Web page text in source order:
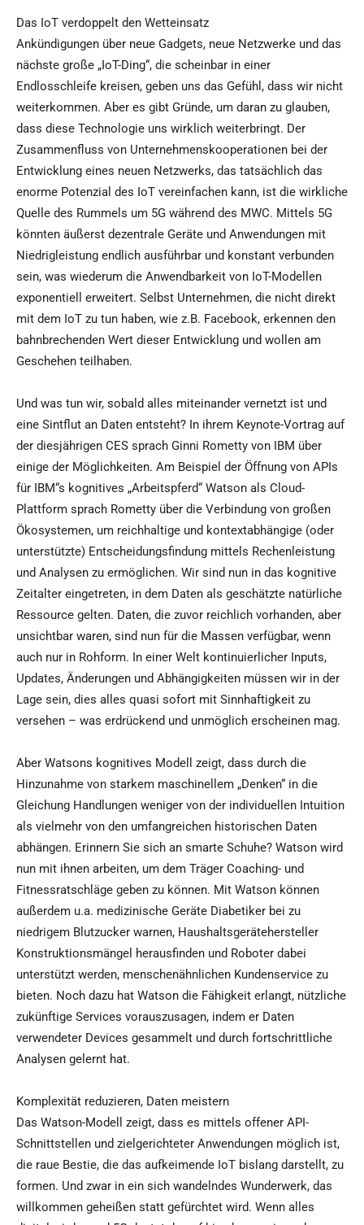
Das IoT verdoppelt den Wetteinsatz
Ankündigungen über neue Gadgets, neue Netzwerke und das
nächste große „IoT-Ding“, die scheinbar in einer
Endlosschleife kreisen, geben uns das Gefühl, dass wir nicht
weiterkommen. Aber es gibt Gründe, um daran zu glauben,
dass diese Technologie uns wirklich weiterbringt. Der
Zusammenfluss von Unternehmenskooperationen bei der
Entwicklung eines neuen Netzwerks, das tatsächlich das
enorme Potenzial des IoT vereinfachen kann, ist die wirkliche
Quelle des Rummels um 5G während des MWC. Mittels 5G
könnten äußerst dezentrale Geräte und Anwendungen mit
Niedrigleistung endlich ausführbar und konstant verbunden
sein, was wiederum die Anwendbarkeit von IoT-Modellen
exponentiell erweitert. Selbst Unternehmen, die nicht direkt
mit dem IoT zu tun haben, wie z.B. Facebook, erkennen den
bahnbrechenden Wert dieser Entwicklung und wollen am
Geschehen teilhaben.
Und was tun wir, sobald alles miteinander vernetzt ist und
eine Sintflut an Daten entsteht? In ihrem Keynote-Vortrag auf
der diesjährigen CES sprach Ginni Rometty von IBM über
einige der Möglichkeiten. Am Beispiel der Öffnung von APIs
für IBM“s kognitives „Arbeitspferd“ Watson als Cloud-
Plattform sprach Rometty über die Verbindung von großen
Ökosystemen, um reichhaltige und kontextabhängige (oder
unterstützte) Entscheidungsfindung mittels Rechenleistung
und Analysen zu ermöglichen. Wir sind nun in das kognitive
Zeitalter eingetreten, in dem Daten als geschätzte natürliche
Ressource gelten. Daten, die zuvor reichlich vorhanden, aber
unsichtbar waren, sind nun für die Massen verfügbar, wenn
auch nur in Rohform. In einer Welt kontinuierlicher Inputs,
Updates, Änderungen und Abhängigkeiten müssen wir in der
Lage sein, dies alles quasi sofort mit Sinnhaftigkeit zu
versehen – was erdrückend und unmöglich erscheinen mag.
Aber Watsons kognitives Modell zeigt, dass durch die
Hinzunahme von starkem maschinellem „Denken“ in die
Gleichung Handlungen weniger von der individuellen Intuition
als vielmehr von den umfangreichen historischen Daten
abhängen. Erinnern Sie sich an smarte Schuhe? Watson wird
nun mit ihnen arbeiten, um dem Träger Coaching- und
Fitnessratschläge geben zu können. Mit Watson können
außerdem u.a. medizinische Geräte Diabetiker bei zu
niedrigem Blutzucker warnen, Haushaltsgerätehersteller
Konstruktionsmängel herausfinden und Roboter dabei
unterstützt werden, menschenähnlichen Kundenservice zu
bieten. Noch dazu hat Watson die Fähigkeit erlangt, nützliche
zukünftige Services vorauszusagen, indem er Daten
verwendeter Devices gesammelt und durch fortschrittliche
Analysen gelernt hat.
Komplexität reduzieren, Daten meistern
Das Watson-Modell zeigt, dass es mittels offener API-
Schnittstellen und zielgerichteter Anwendungen möglich ist,
die raue Bestie, die das aufkeimende IoT bislang darstellt, zu
formen. Und zwar in ein sich wandelndes Wunderwerk, das
willkommen geheißen statt gefürchtet wird. Wenn alles